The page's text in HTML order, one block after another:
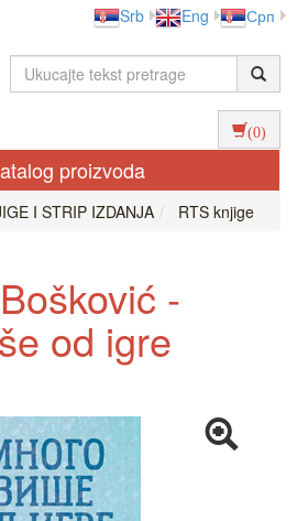
Srb Eng Срп
(0)
proizvoda
I STRIP IZDANJA RTS knjige
-
od igre